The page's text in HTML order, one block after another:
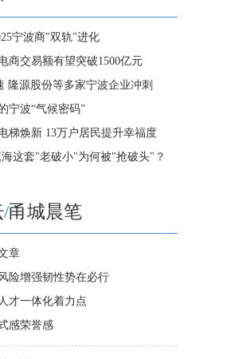
宁波商"双轨"进化
商交易额有望突破1500亿元
隆源股份等多家宁波企业冲刺
宁波“气候密码”
梯焕新 13万户居民提升幸福度
这套"老破小"为何被"抢破头"？
/甬城晨笔
章
险增强韧性势在必行
才一体化着力点
感荣誉感